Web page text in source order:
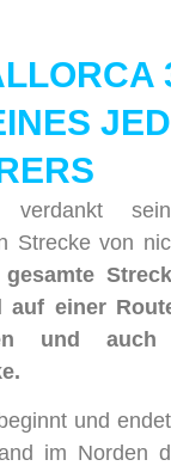
verdankt
Strecke von
gesamte
auf einer
und auch
und
im Norden